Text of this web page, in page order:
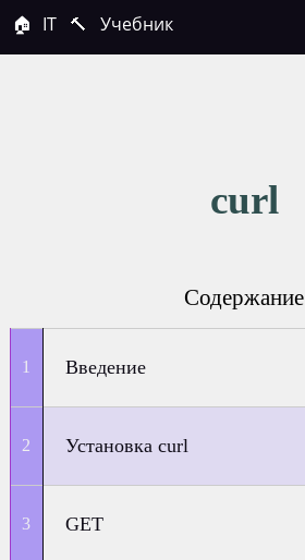
🏠 IT 🔨 Учебник
curl
Содержание
Введение
Установка curl
GET